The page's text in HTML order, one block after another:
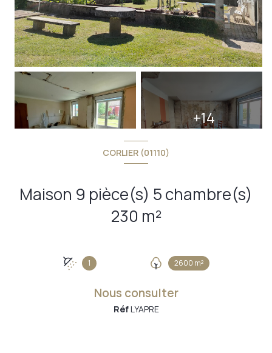
+14
CORLIER (01110)
Maison 9 pièce(s) 5 chambre(s)
230 m²
1 2600 m²
Nous consulter
RéfLYAPRE